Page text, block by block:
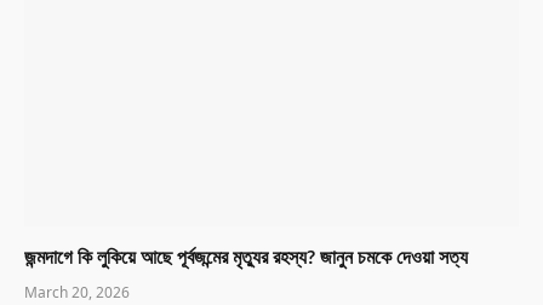
জন্মদাগে কি লুকিয়ে আছে পূর্বজন্মের মৃত্যুর রহস্য? জানুন চমকে দেওয়া সত্য
March 20, 2026